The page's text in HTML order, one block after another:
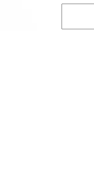
Avec
base